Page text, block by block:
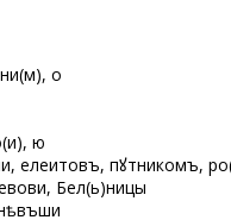
о
ю
елеитовъ, пꙋтникомъ,
Бел(ь)ницы